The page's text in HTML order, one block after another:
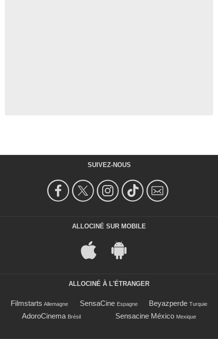
SUIVEZ-NOUS
ALLOCINÉ SUR MOBILE
ALLOCINÉ À L'ÉTRANGER
Filmstarts Allemagne SensaCine Espagne Beyazperde Turquie
AdoroCinema Brésil Sensacine México Mexique